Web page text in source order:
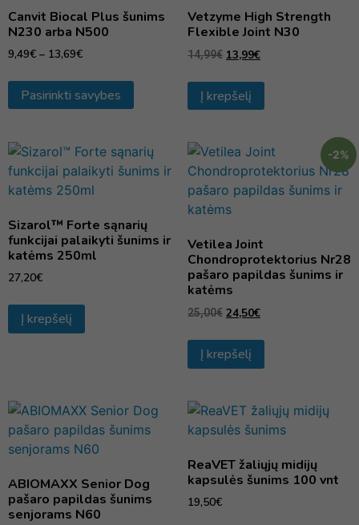
Canvit Biocal Plus šunims
N230 arba N500
9,49€ – 13,69€
Pasirinkti savybes
Vetzyme High Strength
Flexible Joint N30
14,99€ 13,99€
Į krepšelį
Sizarol™ Forte sąnarių
funkcijai palaikyti šunims ir
katėms 250ml
27,20€
Į krepšelį
-2%
Vetilea Joint
Chondroprotektorius Nr28
pašaro papildas šunims ir
katėms
25,00€ 24,50€
Į krepšelį
ABIOMAXX Senior Dog
pašaro papildas šunims
senjorams N60
ReaVET žaliųjų midijų
kapsulės šunims 100 vnt
19,50€